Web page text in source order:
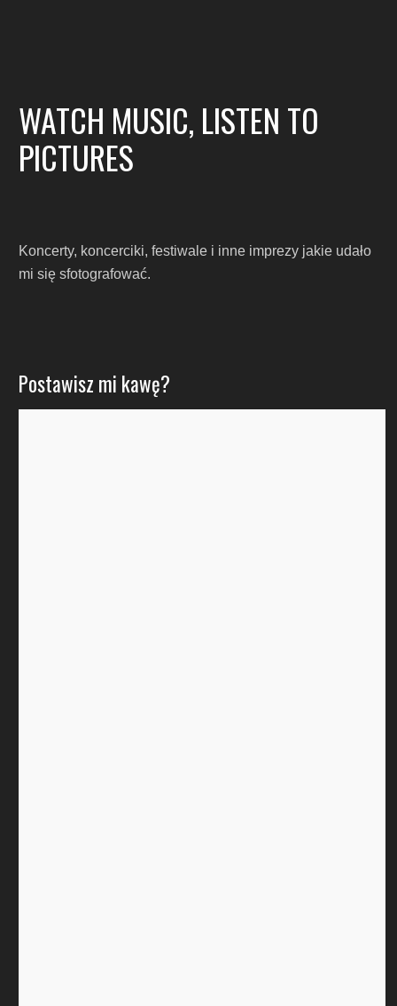
WATCH MUSIC, LISTEN TO
PICTURES
Koncerty, koncerciki, festiwale i inne imprezy jakie udało
mi się sfotografować.
Postawisz mi kawę?